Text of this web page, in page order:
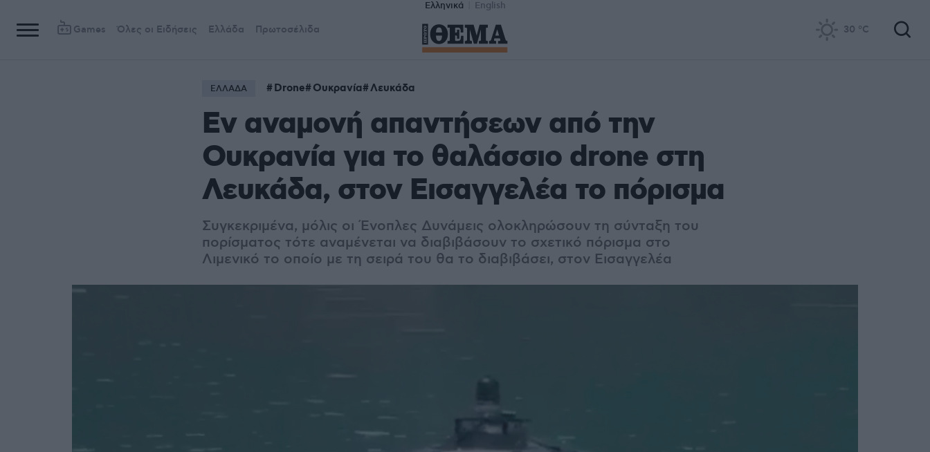
Ελληνικά English
Games Όλες οι Ειδήσεις Ελλάδα Πρωτοσέλιδα 30 °C
ΕΛΛΑΔΑ Drone Ουκρανία Λευκάδα
Εν αναμονή απαντήσεων από την
Ουκρανία για το θαλάσσιο drone στη
Λευκάδα, στον Εισαγγελέα το πόρισμα
Συγκεκριμένα, μόλις οι Ένοπλες Δυνάμεις ολοκληρώσουν τη σύνταξη του
πορίσματος τότε αναμένεται να διαβιβάσουν το σχετικό πόρισμα στο
Λιμενικό το οποίο με τη σειρά του θα το διαβιβάσει, στον Εισαγγελέα